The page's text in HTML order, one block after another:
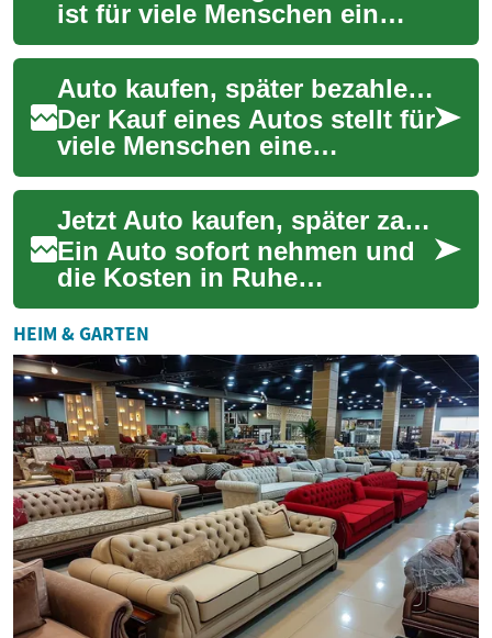
ist für viele Menschen ein
großer Schritt. Doch nicht
jeder verfügt über
ausreichend Ersp...
Auto kaufen, später bezahlen: Flexible Finanzierungsmöglichkeiten für Ihren Traumwagen
Der Kauf eines Autos stellt für
viele Menschen eine
erhebliche finanzielle
Herausforderung dar.
Glücklicherweise gibt...
Jetzt Auto kaufen, später zahlen: Flexible Finanzierung
Ein Auto sofort nehmen und
die Kosten in Ruhe
begleichen: Moderne "Buy
Car Pay Later"-Modelle
ermöglichen genau das. ...
HEIM & GARTEN